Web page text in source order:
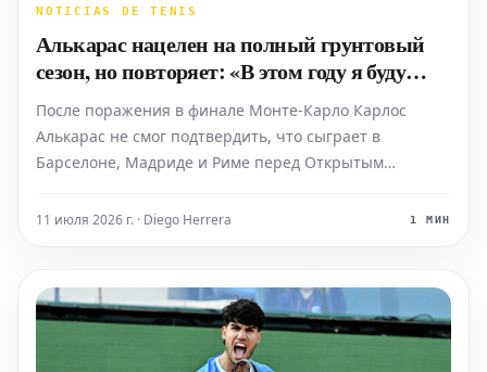
NOTICIAS DE TENIS
Алькарас нацелен на полный грунтовый
сезон, но повторяет: «В этом году я буду
гораздо лучше слушать свое тело»
После поражения в финале Монте-Карло Карлос
Алькарас не смог подтвердить, что сыграет в
Барселоне, Мадриде и Риме перед Открытым
его целью, при условии, что его тело позволит ему это
11 июля 2026 г. · Diego Herrera 1 МИН